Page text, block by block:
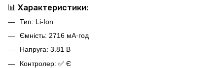
📊 Характеристики:
Тип: Li-Ion
Ємність: 2716 мА·год
Напруга: 3.81 В
Контролер: ✅ Є